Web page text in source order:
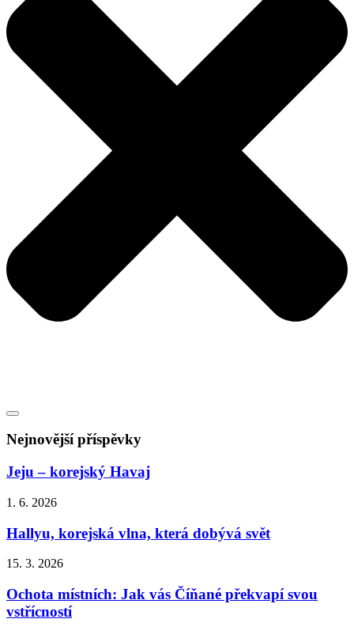
Nejnovější příspěvky
Jeju – korejský Havaj
1. 6. 2026
Hallyu, korejská vlna, která dobývá svět
15. 3. 2026
Ochota místních: Jak vás Číňané překvapí svou
vstřícností